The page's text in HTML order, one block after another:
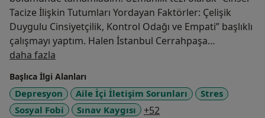
Tacize İlişkin Tutumları Yordayan Faktörler: Çelişik
Duygulu Cinsiyetçilik, Kontrol Odağı ve Empati” başlıklı
çalışmayı yaptım. Halen İstanbul Cerrahpaşa
Üniversitesi Adli Tıp ve Adli Bilimler Entitüsü Sosyal
Bilimler Anabilim Dalı’nda Doktora eğitimime devam
etmekteyim. Mesleki kariyerimi hem akademik hem de
klinik alanda sürdürmekteyim.
daha fazla
Başlıca İlgi Alanları
Depresyon Aile İçi İletişim Sorunları
Stres
Sosyal Fobi
Sınav Kaygısı +52a11y_sr_more_diseases